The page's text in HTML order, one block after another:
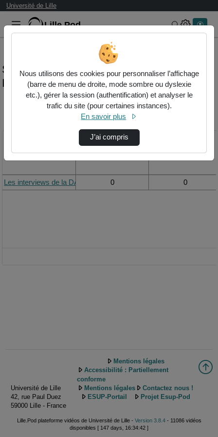
Université de Lille
Lille.Pod Rechercher
Statistiques de visualisation de la vidéo
Les interviews de la dasp-carolina.mp4
Modifier la période de
Vue de la journée
Les interviews de la DASP-Carolina.mp4
0 0
Université de Lille
42, rue Paul Duez
59000 Lille - France
Mentions légales
Accessibilité : Partiellement
conforme
Mentions légales
Contactez nous !
ESUP-Portail
Projet Esup-Pod
Lille.Pod plateforme vidéos de Université de Lille - Version 3.8.4- 11086 vidéos
disponibles [ 147 days, 16:34:42 ]
Nous utilisons des cookies pour personnaliser l’affichage
(barre de menu de droite, mode sombre ou dyslexie
etc.), gérer la session (authentification) et analyser le
trafic du site (pour certaines instances).
En savoir plus
J’ai compris